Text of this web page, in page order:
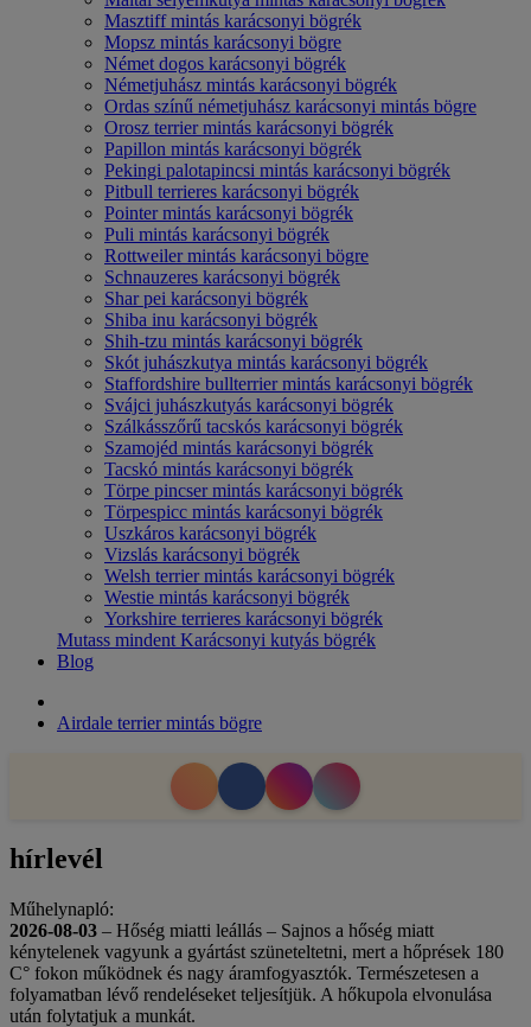
Masztiff mintás karácsonyi bögrék
Mopsz mintás karácsonyi bögre
Német dogos karácsonyi bögrék
Németjuhász mintás karácsonyi bögrék
Ordas színű németjuhász karácsonyi mintás bögre
Orosz terrier mintás karácsonyi bögrék
Papillon mintás karácsonyi bögrék
Pekingi palotapincsi mintás karácsonyi bögrék
Pitbull terrieres karácsonyi bögrék
Pointer mintás karácsonyi bögrék
Puli mintás karácsonyi bögrék
Rottweiler mintás karácsonyi bögre
Schnauzeres karácsonyi bögrék
Shar pei karácsonyi bögrék
Shiba inu karácsonyi bögrék
Shih-tzu mintás karácsonyi bögrék
Skót juhászkutya mintás karácsonyi bögrék
Staffordshire bullterrier mintás karácsonyi bögrék
Svájci juhászkutyás karácsonyi bögrék
Szálkásszőrű tacskós karácsonyi bögrék
Szamojéd mintás karácsonyi bögrék
Tacskó mintás karácsonyi bögrék
Törpe pincser mintás karácsonyi bögrék
Törpespicc mintás karácsonyi bögrék
Uszkáros karácsonyi bögrék
Vizslás karácsonyi bögrék
Welsh terrier mintás karácsonyi bögrék
Westie mintás karácsonyi bögrék
Yorkshire terrieres karácsonyi bögrék
Mutass mindent Karácsonyi kutyás bögrék
Blog
Airdale terrier mintás bögre
hírlevél
Műhelynapló:
2026-08-03 – Hőség miatti leállás – Sajnos a hőség miatt
kénytelenek vagyunk a gyártást szüneteltetni, mert a hőprések 180
C° fokon működnek és nagy áramfogyasztók. Természetesen a
folyamatban lévő rendeléseket teljesítjük. A hőkupola elvonulása
után folytatjuk a munkát.